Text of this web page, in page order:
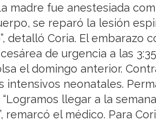
madre fue anestesiada
se reparó la lesión
detalló Coria. El embarazo
de urgencia a las
el domingo anterior.
intensivos neonatales.
llegar a la
remarcó el médico. Para